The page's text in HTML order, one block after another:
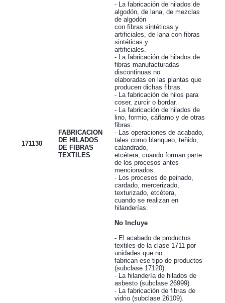
171130
FABRICACION
DE HILADOS
DE FIBRAS
TEXTILES
- La fabricación de hilados de
algodón, de lana, de mezclas
de algodón
con fibras sintéticas y
artificiales, de lana con fibras
sintéticas y
artificiales.
- La fabricación de hilados de
fibras manufacturadas
discontinuas no
elaboradas en las plantas que
producen dichas fibras.
- La fabricación de hilos para
coser, zurcir o bordar.
- La fabricación de hilados de
lino, formio, cáñamo y de otras
fibras.
- Las operaciones de acabado,
tales como blanqueo, teñido,
calandrado,
etcétera, cuando forman parte
de los procesos antes
mencionados.
- Los procesos de peinado,
cardado, mercerizado,
texturizado, etcétera,
cuando se realizan en
hilanderías.
No Incluye
- El acabado de productos
textiles de la clase 1711 por
unidades que no
fabrican ese tipo de productos
(subclase 17120).
- La hilandería de hilados de
asbesto (subclase 26999).
- La fabricación de fibras de
vidrio (subclase 26109).